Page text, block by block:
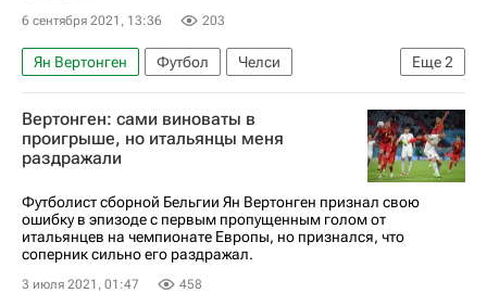
6 сентября 2021, 13:36 203
Еще2
Ян Вертонген Футбол
Челси
Тома Мёнье
Шарль Де Кетеларе
Вертонген: сами виноваты в
проигрыше, но итальянцы меня
раздражали
Футболист сборной Бельгии Ян Вертонген признал свою
ошибку в эпизоде с первым пропущенным голом от
итальянцев на чемпионате Европы, но признался, что
соперник сильно его раздражал.
3 июля 2021, 01:47 458